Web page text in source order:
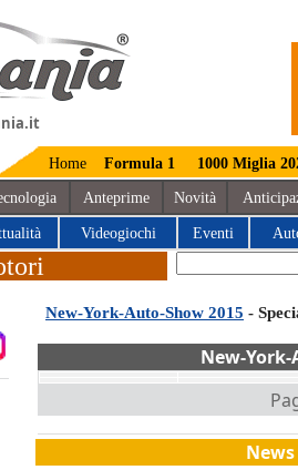
Home Formula 1 1000 Miglia
Anteprime Novità
Videogiochi Eventi
New-York-Auto-Show 2015 -
New-York-